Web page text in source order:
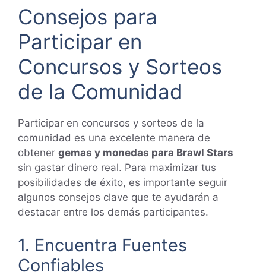
Consejos para
Participar en
Concursos y Sorteos
de la Comunidad
Participar en concursos y sorteos de la
comunidad es una excelente manera de
obtener gemas y monedas para Brawl Stars
sin gastar dinero real. Para maximizar tus
posibilidades de éxito, es importante seguir
algunos consejos clave que te ayudarán a
destacar entre los demás participantes.
1. Encuentra Fuentes
Confiables